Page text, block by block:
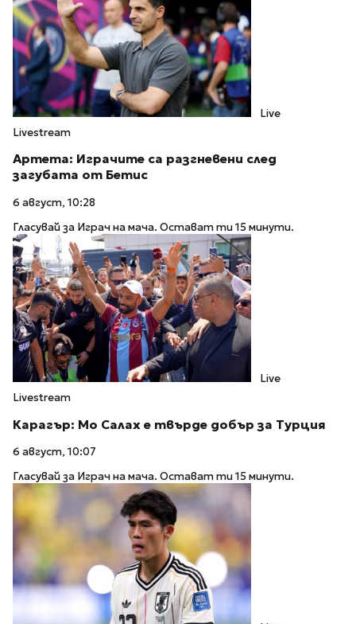
Live
Livestream
Артета: Играчите са разгневени след
загубата от Бетис
6 август, 10:28
Гласувай за Играч на мача. Остават ти 15 минути.
Live
Livestream
Карагър: Мо Салах е твърде добър за Турция
6 август, 10:07
Гласувай за Играч на мача. Остават ти 15 минути.